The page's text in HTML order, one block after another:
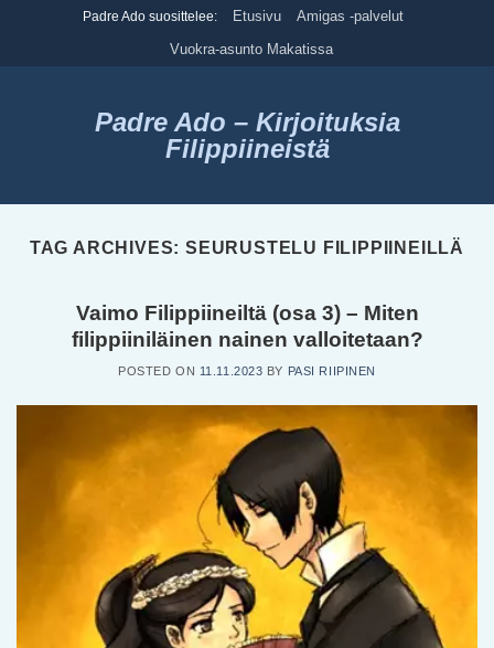
Padre Ado suosittelee: Etusivu
Amigas -palvelut
Vuokra-asunto Makatissa
Padre Ado – Kirjoituksia
Filippiineistä
TAG ARCHIVES:SEURUSTELU FILIPPIINEILLÄ
Vaimo Filippiineiltä (osa 3) – Miten
filippiiniläinen nainen valloitetaan?
POSTED ON 11.11.2023 BY PASI RIIPINEN